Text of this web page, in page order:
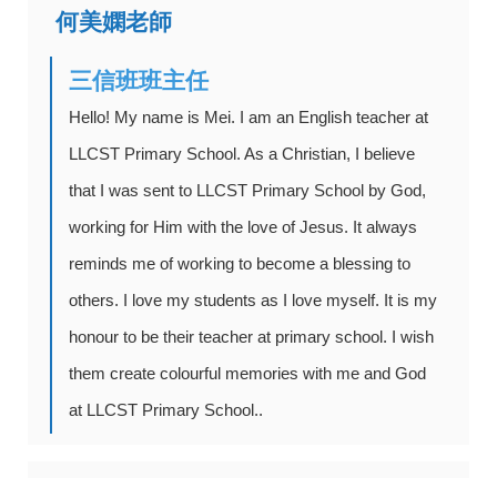
何美嫻老師
三信班班主任
Hello! My name is Mei. I am an English teacher at
LLCST Primary School. As a Christian, I believe
that I was sent to LLCST Primary School by God,
working for Him with the love of Jesus. It always
reminds me of working to become a blessing to
others. I love my students as I love myself. It is my
honour to be their teacher at primary school. I wish
them create colourful memories with me and God
at LLCST Primary School..